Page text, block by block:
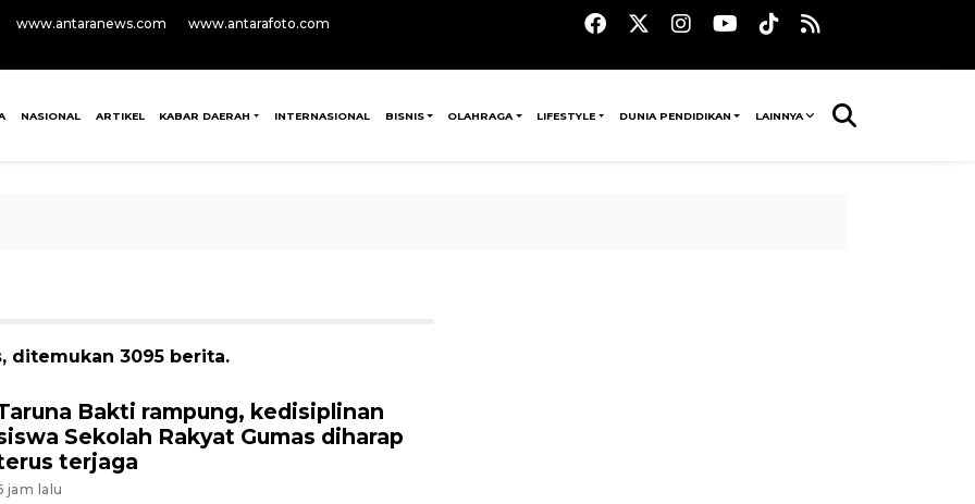
www.antaranews.com www.antarafoto.com
NASIONAL ARTIKEL KABAR DAERAH INTERNASIONAL BISNIS OLAHRAGA LIFESTYLE DUNIA PENDIDIKAN LAINNYA
ditemukan 3095 berita.
Bakti rampung, kedisiplinan
Sekolah Rakyat Gumas diharap
terjaga
jam lalu